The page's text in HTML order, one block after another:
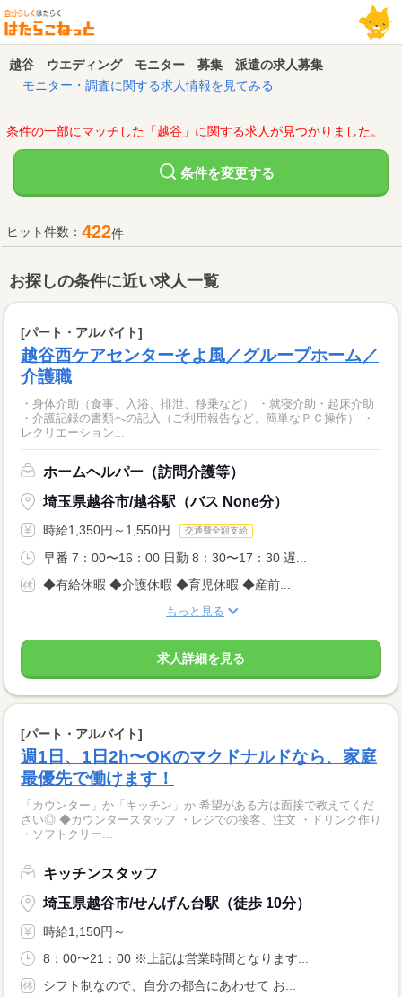
越谷 ウエディング モニター 募集 派遣の求人募集
モニター・調査に関する求人情報を見てみる
条件の一部にマッチした「越谷」に関する求人が見つかりました。
条件を変更する
ヒット件数： 422件
お探しの条件に近い求人一覧
[パート・アルバイト]
越谷西ケアセンターそよ風／グループホーム／
介護職
・身体介助（食事、入浴、排泄、移乗など） ・就寝介助・起床介助
・介護記録の書類への記入（ご利用報告など、簡単なＰＣ操作） ・
レクリエーション...
ホームヘルパー（訪問介護等）
埼玉県越谷市/越谷駅（バス None分）
時給1,350円～1,550円 交通費全額支給
早番 7：00〜16：00 日勤 8：30〜17：30 遅...
◆有給休暇 ◆介護休暇 ◆育児休暇 ◆産前...
もっと見る
求人詳細を見る
[パート・アルバイト]
週1日、1日2h〜OKのマクドナルドなら、家庭
最優先で働けます！
「カウンター」か「キッチン」か 希望がある方は面接で教えてくだ
さい◎ ◆カウンタースタッフ ・レジでの接客、注文 ・ドリンク作り
・ソフトクリー...
キッチンスタッフ
埼玉県越谷市/せんげん台駅（徒歩 10分）
時給1,150円～
8：00〜21：00 ※上記は営業時間となります...
シフト制なので、自分の都合にあわせて お...